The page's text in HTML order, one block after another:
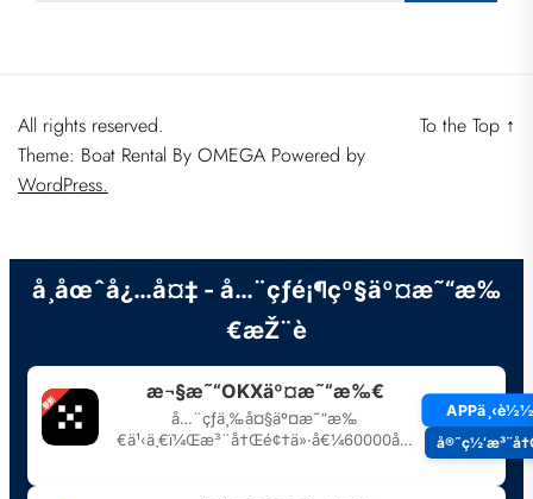
All rights reserved.
Theme: Boat Rental By OMEGA Powered by
WordPress.
To the Top ↑